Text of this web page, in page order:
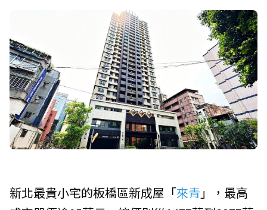
新北最貴小宅的板橋區新成屋「來青 」，最高